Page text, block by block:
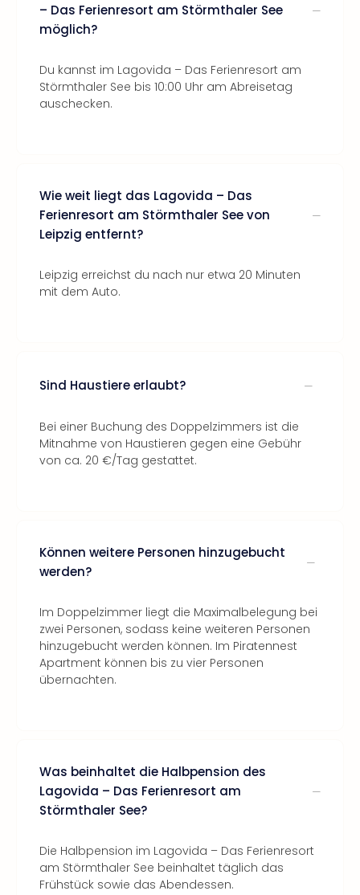
– Das Ferienresort am Störmthaler See
möglich?
Du kannst im Lagovida – Das Ferienresort am
Störmthaler See bis 10:00 Uhr am Abreisetag
auschecken.
Wie weit liegt das Lagovida – Das
Ferienresort am Störmthaler See von
Leipzig entfernt?
Leipzig erreichst du nach nur etwa 20 Minuten
mit dem Auto.
Sind Haustiere erlaubt?
Bei einer Buchung des Doppelzimmers ist die
Mitnahme von Haustieren gegen eine Gebühr
von ca. 20 €/Tag gestattet.
Können weitere Personen hinzugebucht
werden?
Im Doppelzimmer liegt die Maximalbelegung bei
zwei Personen, sodass keine weiteren Personen
hinzugebucht werden können. Im Piratennest
Apartment können bis zu vier Personen
übernachten.
Was beinhaltet die Halbpension des
Lagovida – Das Ferienresort am
Störmthaler See?
Die Halbpension im Lagovida – Das Ferienresort
am Störmthaler See beinhaltet täglich das
Frühstück sowie das Abendessen.